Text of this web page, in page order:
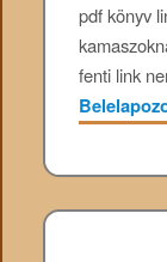
pdf könyv
fenti link